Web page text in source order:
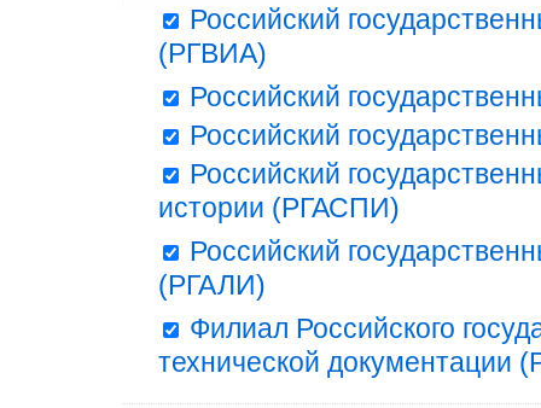
Российский
(РГВИА)
Российский
Российский
Российский
истории (РГАСПИ)
Российский
(РГАЛИ)
Филиал Российского
технической документации